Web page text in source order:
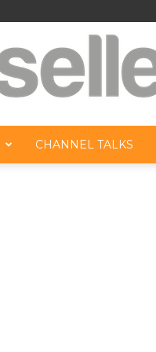
CHANNEL TALKS